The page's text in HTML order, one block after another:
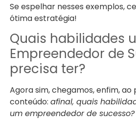
Se espelhar nesses exemplos,
ótima estratégia!
Quais habilidades
Empreendedor de
precisa ter?
Agora sim, chegamos, enfim,
conteúdo: afinal, quais
um empreendedor de sucesso?